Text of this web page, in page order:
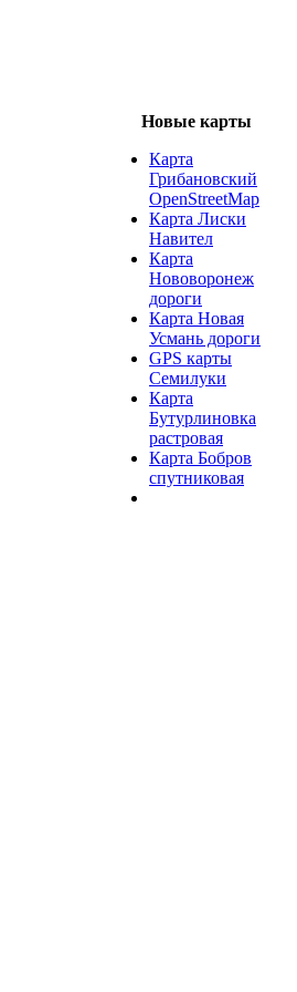
Новые карты
Карта
Грибановский
OpenStreetMap
Карта Лиски
Навител
Карта
Нововоронеж
дороги
Карта Новая
Усмань дороги
GPS карты
Семилуки
Карта
Бутурлиновка
растровая
Карта Бобров
спутниковая